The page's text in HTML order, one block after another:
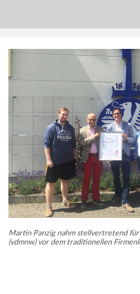
Martin Panzig nahm stellvertretend für
(vdmnw) vor dem traditionellen